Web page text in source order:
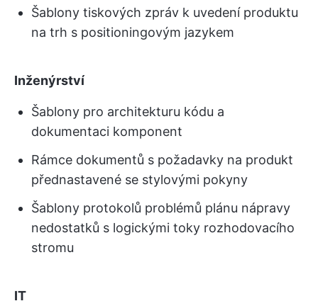
Šablony tiskových zpráv k uvedení produktu
na trh s positioningovým jazykem
Inženýrství
Šablony pro architekturu kódu a
dokumentaci komponent
Rámce dokumentů s požadavky na produkt
přednastavené se stylovými pokyny
Šablony protokolů problémů plánu nápravy
nedostatků s logickými toky rozhodovacího
stromu
IT